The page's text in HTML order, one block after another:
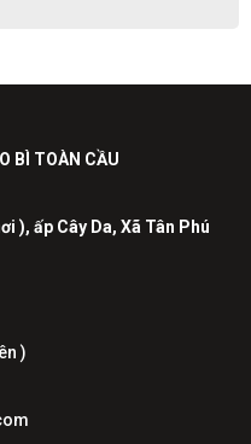
BÌ TOÀN CẦU
), ấp Cây Da, Xã Tân Phú
)